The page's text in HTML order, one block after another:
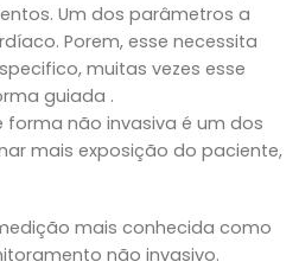
Um dos parâmetros a
Porem, esse necessita
muitas vezes esse
guiada .
não invasiva é um dos
mais exposição do paciente,
mais conhecida como
não invasivo.